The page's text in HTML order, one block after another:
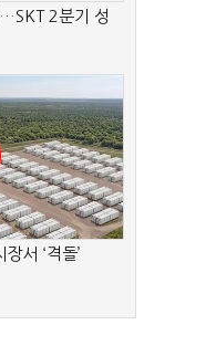
2분기 성
서 ‘격돌’